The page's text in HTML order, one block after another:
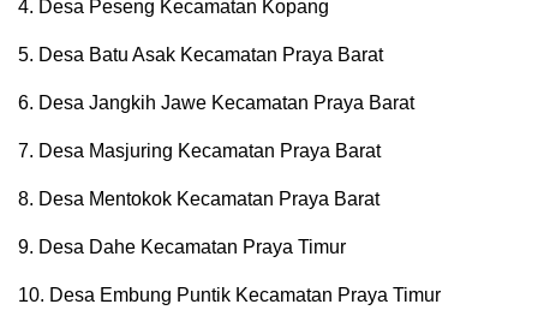
4. Desa Peseng Kecamatan Kopang
5. Desa Batu Asak Kecamatan Praya Barat
6. Desa Jangkih Jawe Kecamatan Praya Barat
7. Desa Masjuring Kecamatan Praya Barat
8. Desa Mentokok Kecamatan Praya Barat
9. Desa Dahe Kecamatan Praya Timur
10. Desa Embung Puntik Kecamatan Praya Timur